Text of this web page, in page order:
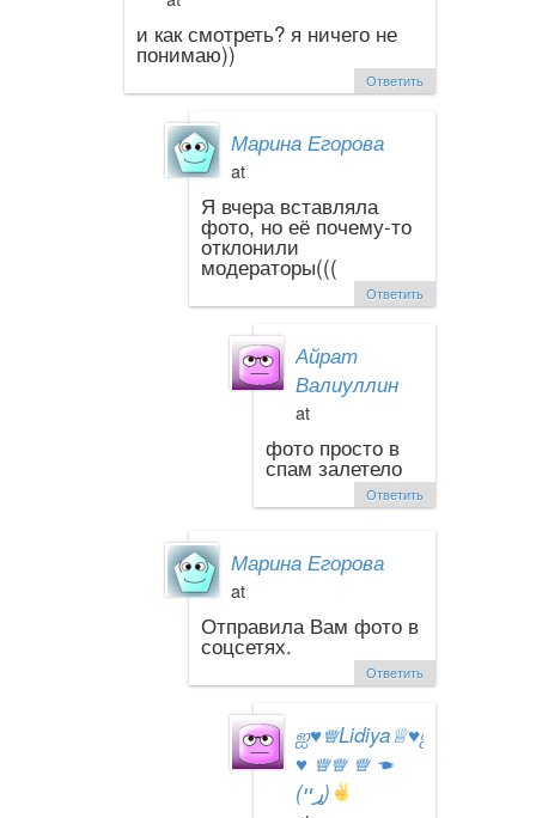
и как смотреть? я ничего не
понимаю))
Ответить
Марина Егорова
at
Я вчера вставляла
фото, но её почему-то
отклонили
модераторы(((
Ответить
Айрат
Валиуллин
at
фото просто в
спам залетело
Ответить
Марина Егорова
at
Отправила Вам фото в
соцсетях.
Ответить
ஐ♥♕Lidiya♕♥ஐ
♥ ♕♕ ♕ ☚
(ړײ)